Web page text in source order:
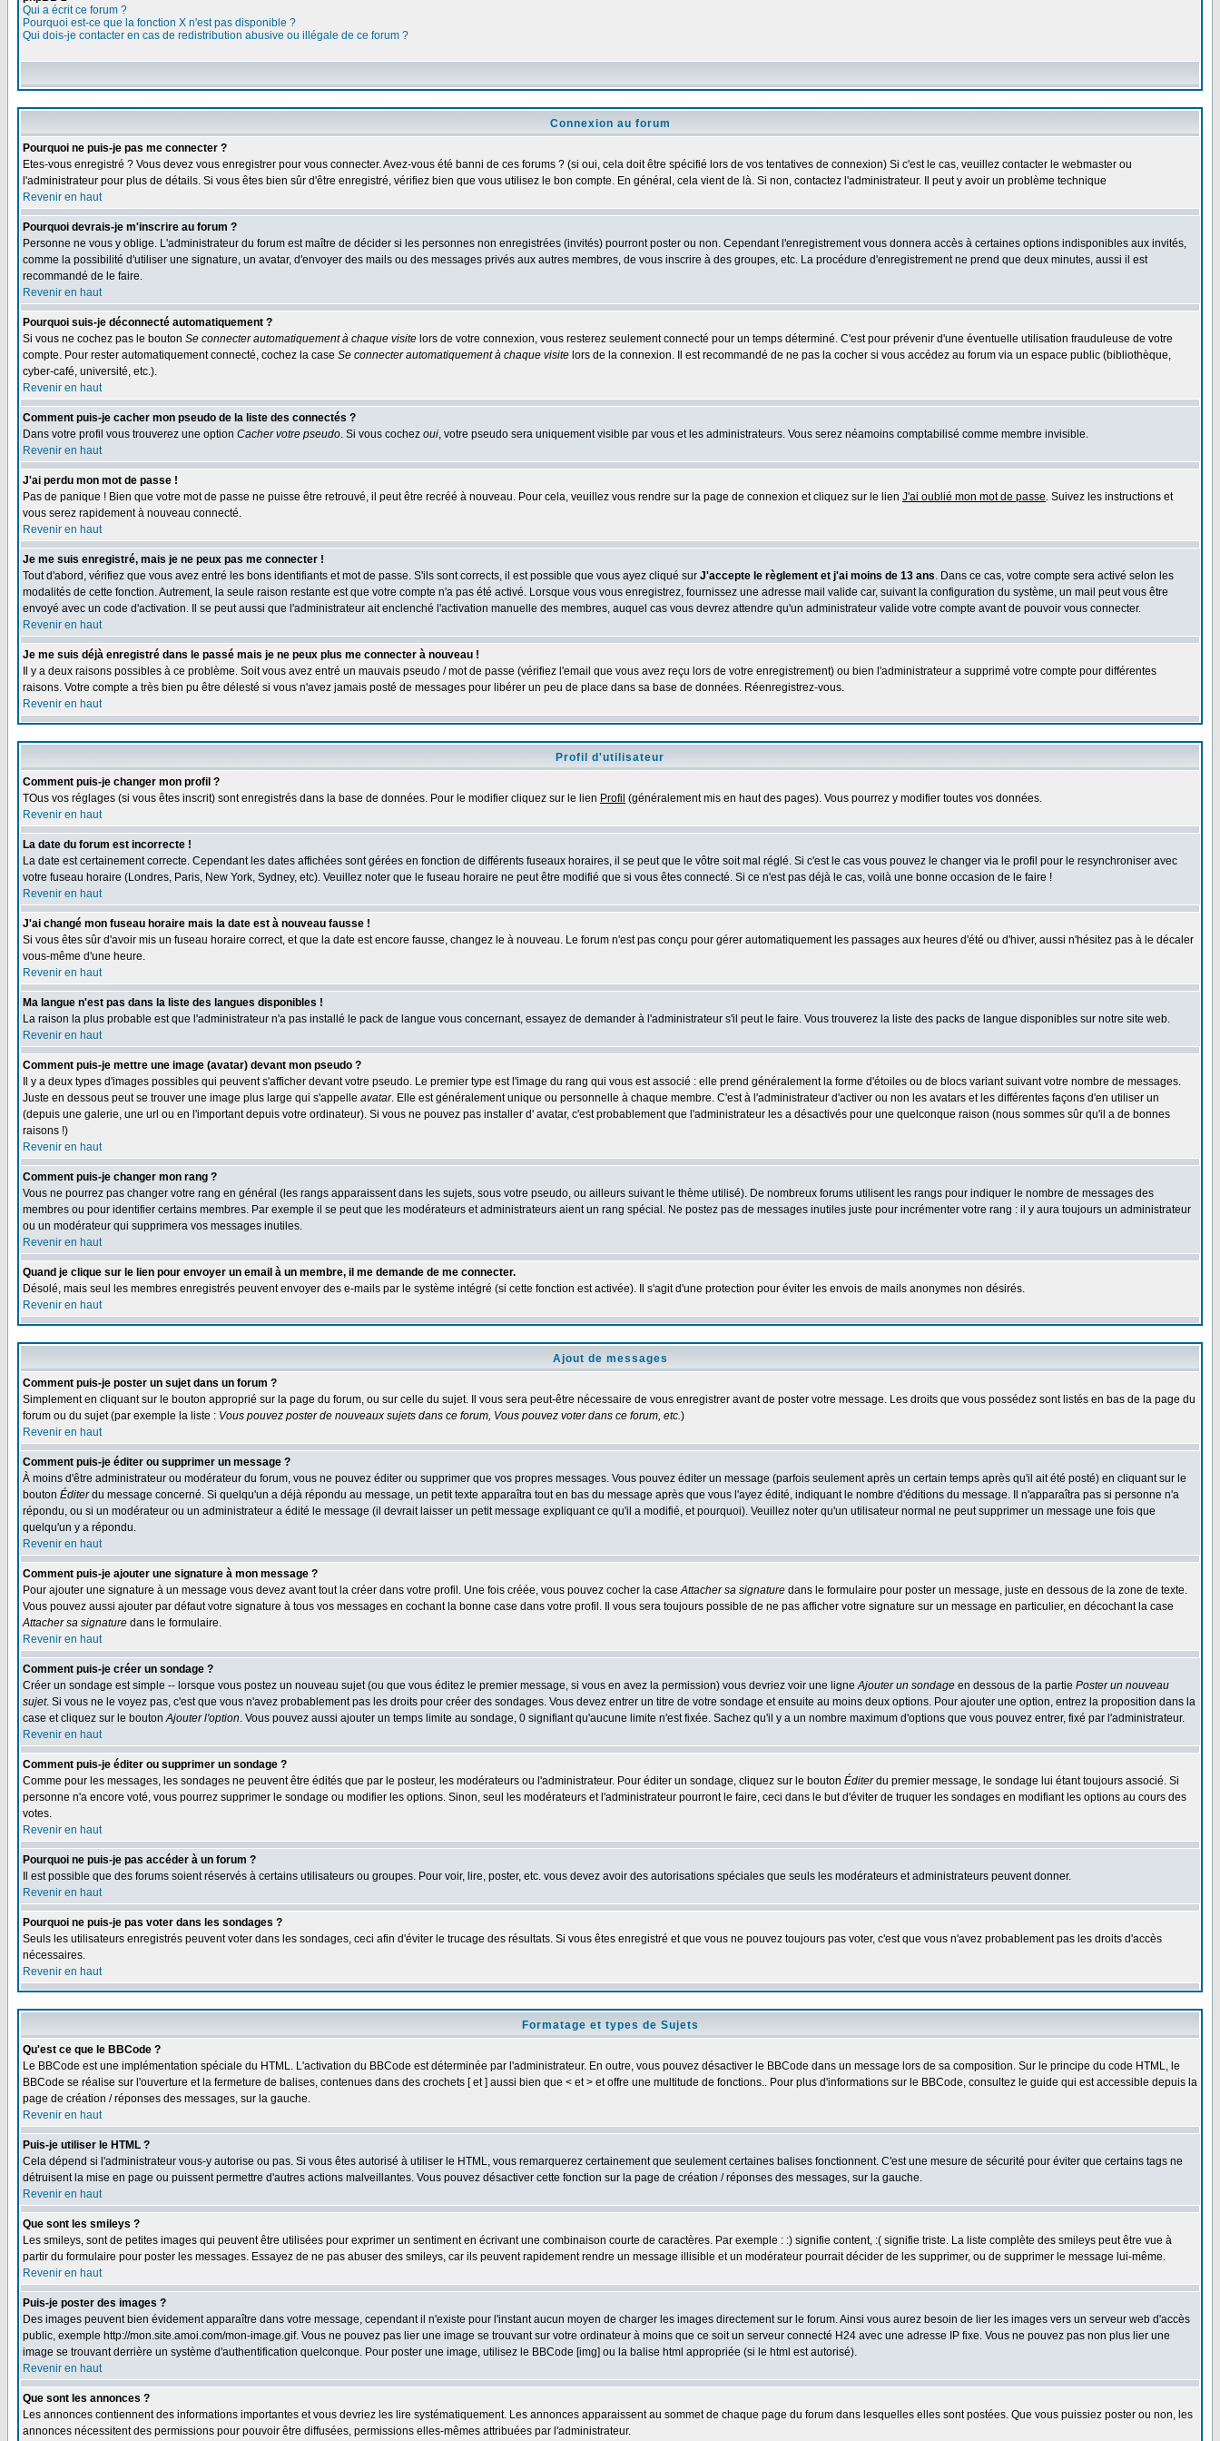
Qui a écrit ce forum ?
Pourquoi est-ce que la fonction X n'est pas disponible ?
Qui dois-je contacter en cas de redistribution abusive ou illégale de ce forum ?
Connexion au forum
Pourquoi ne puis-je pas me connecter ?
Etes-vous enregistré ? Vous devez vous enregistrer pour vous connecter. Avez-vous été banni de ces forums ? (si oui, cela doit être spécifié lors de vos tentatives de connexion) Si c'est le cas, veuillez contacter le webmaster ou
l'administrateur pour plus de détails. Si vous êtes bien sûr d'être enregistré, vérifiez bien que vous utilisez le bon compte. En général, cela vient de là. Si non, contactez l'administrateur. Il peut y avoir un problème technique
Revenir en haut
Pourquoi devrais-je m'inscrire au forum ?
Personne ne vous y oblige. L'administrateur du forum est maître de décider si les personnes non enregistrées (invités) pourront poster ou non. Cependant l'enregistrement vous donnera accès à certaines options indisponibles aux invités,
comme la possibilité d'utiliser une signature, un avatar, d'envoyer des mails ou des messages privés aux autres membres, de vous inscrire à des groupes, etc. La procédure d'enregistrement ne prend que deux minutes, aussi il est
recommandé de le faire.
Revenir en haut
Pourquoi suis-je déconnecté automatiquement ?
Si vous ne cochez pas le bouton Se connecter automatiquement à chaque visite lors de votre connexion, vous resterez seulement connecté pour un temps déterminé. C'est pour prévenir d'une éventuelle utilisation frauduleuse de votre
compte. Pour rester automatiquement connecté, cochez la case Se connecter automatiquement à chaque visite lors de la connexion. Il est recommandé de ne pas la cocher si vous accédez au forum via un espace public (bibliothèque,
cyber-café, université, etc.).
Revenir en haut
Comment puis-je cacher mon pseudo de la liste des connectés ?
Dans votre profil vous trouverez une option Cacher votre pseudo. Si vous cochez oui, votre pseudo sera uniquement visible par vous et les administrateurs. Vous serez néamoins comptabilisé comme membre invisible.
Revenir en haut
J'ai perdu mon mot de passe !
Pas de panique ! Bien que votre mot de passe ne puisse être retrouvé, il peut être recréé à nouveau. Pour cela, veuillez vous rendre sur la page de connexion et cliquez sur le lien J'ai oublié mon mot de passe. Suivez les instructions et
vous serez rapidement à nouveau connecté.
Revenir en haut
Je me suis enregistré, mais je ne peux pas me connecter !
Tout d'abord, vérifiez que vous avez entré les bons identifiants et mot de passe. S'ils sont corrects, il est possible que vous ayez cliqué sur J'accepte le règlement et j'ai moins de 13 ans. Dans ce cas, votre compte sera activé selon les
modalités de cette fonction. Autrement, la seule raison restante est que votre compte n'a pas été activé. Lorsque vous vous enregistrez, fournissez une adresse mail valide car, suivant la configuration du système, un mail peut vous être
envoyé avec un code d'activation. Il se peut aussi que l'administrateur ait enclenché l'activation manuelle des membres, auquel cas vous devrez attendre qu'un administrateur valide votre compte avant de pouvoir vous connecter.
Revenir en haut
Je me suis déjà enregistré dans le passé mais je ne peux plus me connecter à nouveau !
Il y a deux raisons possibles à ce problème. Soit vous avez entré un mauvais pseudo / mot de passe (vérifiez l'email que vous avez reçu lors de votre enregistrement) ou bien l'administrateur a supprimé votre compte pour différentes
raisons. Votre compte a très bien pu être délesté si vous n'avez jamais posté de messages pour libérer un peu de place dans sa base de données. Réenregistrez-vous.
Revenir en haut
Profil d'utilisateur
Comment puis-je changer mon profil ?
TOus vos réglages (si vous êtes inscrit) sont enregistrés dans la base de données. Pour le modifier cliquez sur le lien Profil (généralement mis en haut des pages). Vous pourrez y modifier toutes vos données.
Revenir en haut
La date du forum est incorrecte !
La date est certainement correcte. Cependant les dates affichées sont gérées en fonction de différents fuseaux horaires, il se peut que le vôtre soit mal réglé. Si c'est le cas vous pouvez le changer via le profil pour le resynchroniser avec
votre fuseau horaire (Londres, Paris, New York, Sydney, etc). Veuillez noter que le fuseau horaire ne peut être modifié que si vous êtes connecté. Si ce n'est pas déjà le cas, voilà une bonne occasion de le faire !
Revenir en haut
J'ai changé mon fuseau horaire mais la date est à nouveau fausse !
Si vous êtes sûr d'avoir mis un fuseau horaire correct, et que la date est encore fausse, changez le à nouveau. Le forum n'est pas conçu pour gérer automatiquement les passages aux heures d'été ou d'hiver, aussi n'hésitez pas à le décaler
vous-même d'une heure.
Revenir en haut
Ma langue n'est pas dans la liste des langues disponibles !
La raison la plus probable est que l'administrateur n'a pas installé le pack de langue vous concernant, essayez de demander à l'administrateur s'il peut le faire. Vous trouverez la liste des packs de langue disponibles sur notre site web.
Revenir en haut
Comment puis-je mettre une image (avatar) devant mon pseudo ?
Il y a deux types d'images possibles qui peuvent s'afficher devant votre pseudo. Le premier type est l'image du rang qui vous est associé : elle prend généralement la forme d'étoiles ou de blocs variant suivant votre nombre de messages.
Juste en dessous peut se trouver une image plus large qui s'appelle avatar. Elle est généralement unique ou personnelle à chaque membre. C'est à l'administrateur d'activer ou non les avatars et les différentes façons d'en utiliser un
(depuis une galerie, une url ou en l'important depuis votre ordinateur). Si vous ne pouvez pas installer d' avatar, c'est probablement que l'administrateur les a désactivés pour une quelconque raison (nous sommes sûr qu'il a de bonnes
raisons !)
Revenir en haut
Comment puis-je changer mon rang ?
Vous ne pourrez pas changer votre rang en général (les rangs apparaissent dans les sujets, sous votre pseudo, ou ailleurs suivant le thème utilisé). De nombreux forums utilisent les rangs pour indiquer le nombre de messages des
membres ou pour identifier certains membres. Par exemple il se peut que les modérateurs et administrateurs aient un rang spécial. Ne postez pas de messages inutiles juste pour incrémenter votre rang : il y aura toujours un administrateur
ou un modérateur qui supprimera vos messages inutiles.
Revenir en haut
Quand je clique sur le lien pour envoyer un email à un membre, il me demande de me connecter.
Désolé, mais seul les membres enregistrés peuvent envoyer des e-mails par le système intégré (si cette fonction est activée). Il s'agit d'une protection pour éviter les envois de mails anonymes non désirés.
Revenir en haut
Ajout de messages
Comment puis-je poster un sujet dans un forum ?
Simplement en cliquant sur le bouton approprié sur la page du forum, ou sur celle du sujet. Il vous sera peut-être nécessaire de vous enregistrer avant de poster votre message. Les droits que vous possédez sont listés en bas de la page du
forum ou du sujet (par exemple la liste : Vous pouvez poster de nouveaux sujets dans ce forum, Vous pouvez voter dans ce forum, etc.)
Revenir en haut
Comment puis-je éditer ou supprimer un message ?
À moins d'être administrateur ou modérateur du forum, vous ne pouvez éditer ou supprimer que vos propres messages. Vous pouvez éditer un message (parfois seulement après un certain temps après qu'il ait été posté) en cliquant sur le
bouton Éditerdu message concerné. Si quelqu'un a déjà répondu au message, un petit texte apparaîtra tout en bas du message après que vous l'ayez édité, indiquant le nombre d'éditions du message. Il n'apparaîtra pas si personne n'a
répondu, ou si un modérateur ou un administrateur a édité le message (il devrait laisser un petit message expliquant ce qu'il a modifié, et pourquoi). Veuillez noter qu'un utilisateur normal ne peut supprimer un message une fois que
quelqu'un y a répondu.
Revenir en haut
Comment puis-je ajouter une signature à mon message ?
Pour ajouter une signature à un message vous devez avant tout la créer dans votre profil. Une fois créée, vous pouvez cocher la caseAttacher sa signature dans le formulaire pour poster un message, juste en dessous de la zone de texte.
Vous pouvez aussi ajouter par défaut votre signature à tous vos messages en cochant la bonne case dans votre profil. Il vous sera toujours possible de ne pas afficher votre signature sur un message en particulier, en décochant la case
Attacher sa signature dans le formulaire.
Revenir en haut
Comment puis-je créer un sondage ?
Créer un sondage est simple -- lorsque vous postez un nouveau sujet (ou que vous éditez le premier message, si vous en avez la permission) vous devriez voir une ligneAjouter un sondage en dessous de la partie Poster un nouveau
sujet. Si vous ne le voyez pas, c'est que vous n'avez probablement pas les droits pour créer des sondages. Vous devez entrer un titre de votre sondage et ensuite au moins deux options. Pour ajouter une option, entrez la proposition dans la
case et cliquez sur le boutonAjouter l'option. Vous pouvez aussi ajouter un temps limite au sondage, 0 signifiant qu'aucune limite n'est fixée. Sachez qu'il y a un nombre maximum d'options que vous pouvez entrer, fixé par l'administrateur.
Revenir en haut
Comment puis-je éditer ou supprimer un sondage ?
Comme pour les messages, les sondages ne peuvent être édités que par le posteur, les modérateurs ou l'administrateur. Pour éditer un sondage, cliquez sur le bouton Éditerdu premier message, le sondage lui étant toujours associé. Si
personne n'a encore voté, vous pourrez supprimer le sondage ou modifier les options. Sinon, seul les modérateurs et l'administrateur pourront le faire, ceci dans le but d'éviter de truquer les sondages en modifiant les options au cours des
votes.
Revenir en haut
Pourquoi ne puis-je pas accéder à un forum ?
Il est possible que des forums soient réservés à certains utilisateurs ou groupes. Pour voir, lire, poster, etc. vous devez avoir des autorisations spéciales que seuls les modérateurs et administrateurs peuvent donner.
Revenir en haut
Pourquoi ne puis-je pas voter dans les sondages ?
Seuls les utilisateurs enregistrés peuvent voter dans les sondages, ceci afin d'éviter le trucage des résultats. Si vous êtes enregistré et que vous ne pouvez toujours pas voter, c'est que vous n'avez probablement pas les droits d'accès
nécessaires.
Revenir en haut
Formatage et types de Sujets
Qu'est ce que le BBCode ?
Le BBCode est une implémentation spéciale du HTML. L'activation du BBCode est déterminée par l'administrateur. En outre, vous pouvez désactiver le BBCode dans un message lors de sa composition. Sur le principe du code HTML, le
BBCode se réalise sur l'ouverture et la fermeture de balises, contenues dans des crochets [ et ] aussi bien que < et > et offre une multitude de fonctions.. Pour plus d'informations sur le BBCode, consultez le guide qui est accessible depuis la
page de création / réponses des messages, sur la gauche.
Revenir en haut
Puis-je utiliser le HTML ?
Cela dépend si l'administrateur vous-y autorise ou pas. Si vous êtes autorisé à utiliser le HTML, vous remarquerez certainement que seulement certaines balises fonctionnent. C'est une mesure de sécurité pour éviter que certains tags ne
détruisent la mise en page ou puissent permettre d'autres actions malveillantes. Vous pouvez désactiver cette fonction sur la page de création / réponses des messages, sur la gauche.
Revenir en haut
Que sont les smileys ?
Les smileys, sont de petites images qui peuvent être utilisées pour exprimer un sentiment en écrivant une combinaison courte de caractères. Par exemple : :) signifie content, :( signifie triste. La liste complète des smileys peut être vue à
partir du formulaire pour poster les messages. Essayez de ne pas abuser des smileys, car ils peuvent rapidement rendre un message illisible et un modérateur pourrait décider de les supprimer, ou de supprimer le message lui-même.
Revenir en haut
Puis-je poster des images ?
Des images peuvent bien évidement apparaître dans votre message, cependant il n'existe pour l'instant aucun moyen de charger les images directement sur le forum. Ainsi vous aurez besoin de lier les images vers un serveur web d'accès
public, exemple http://mon.site.amoi.com/mon-image.gif. Vous ne pouvez pas lier une image se trouvant sur votre ordinateur à moins que ce soit un serveur connecté H24 avec une adresse IP fixe. Vous ne pouvez pas non plus lier une
image se trouvant derrière un système d'authentification quelconque. Pour poster une image, utilisez le BBCode [img] ou la balise html appropriée (si le html est autorisé).
Revenir en haut
Que sont les annonces ?
Les annonces contiennent des informations importantes et vous devriez les lire systématiquement. Les annonces apparaissent au sommet de chaque page du forum dans lesquelles elles sont postées. Que vous puissiez poster ou non, les
annonces nécessitent des permissions pour pouvoir être diffusées, permissions elles-mêmes attribuées par l'administrateur.